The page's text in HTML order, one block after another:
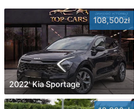
108,500zł
2022' Kia Sportage